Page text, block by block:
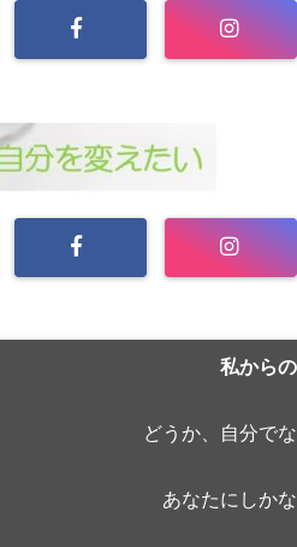
私から
どうか、自分で
あなたにしか